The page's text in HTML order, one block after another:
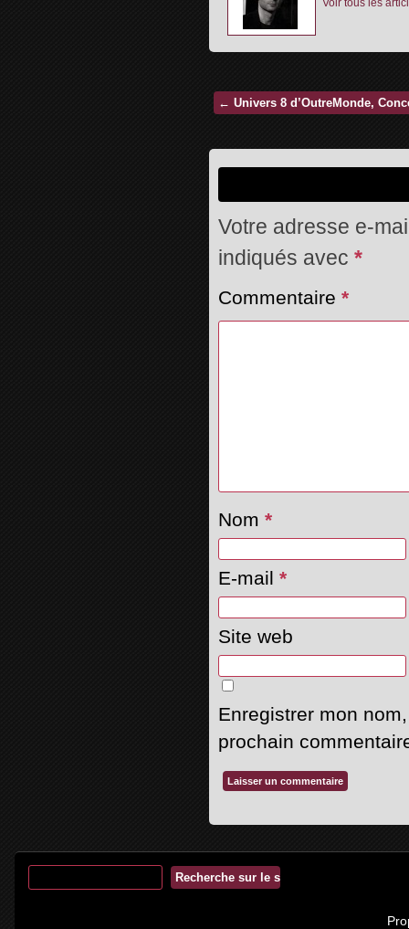
Voir tous les
← Univers 8 d’OutreMonde,
Votre adresse e-
indiqués avec *
Commentaire *
Nom *
E-mail *
Site web
Enregistrer mon
prochain